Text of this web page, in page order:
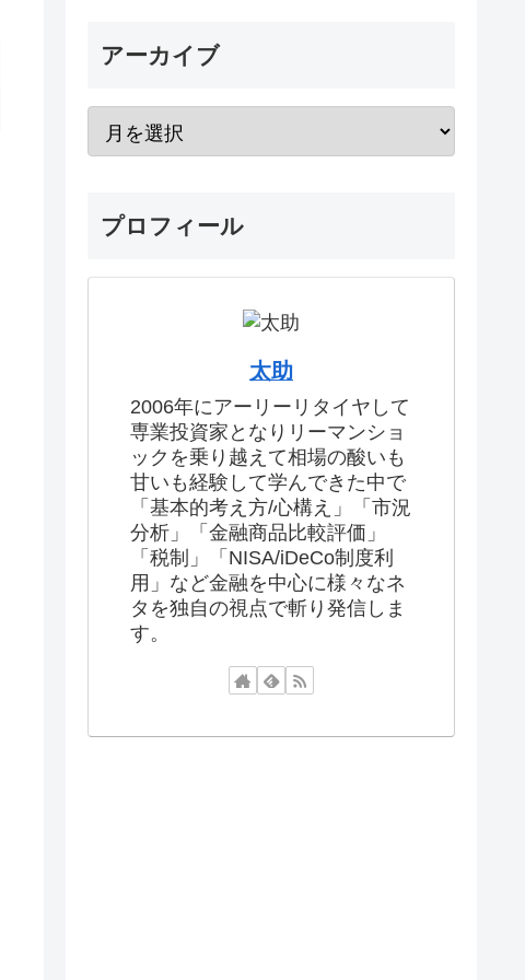
アーカイブ
プロフィール
太助
2006年にアーリーリタイヤして
専業投資家となりリーマンショ
ックを乗り越えて相場の酸いも
甘いも経験して学んできた中で
「基本的考え方/心構え」「市況
分析」「金融商品比較評価」
「税制」「NISA/iDeCo制度利
用」など金融を中心に様々なネ
タを独自の視点で斬り発信しま
す。